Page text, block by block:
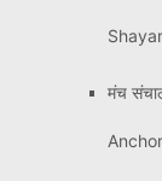
मंच